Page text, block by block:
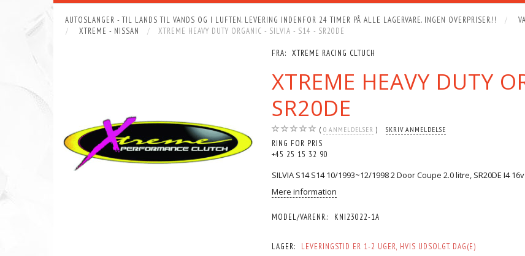
AUTOSLANGER - TIL LANDS TIL VANDS OG I LUFTEN. LEVERING INDENFOR 24 TIMER PÅ ALLE LAGERVARE. INGEN OVERPRISER.!!
XTREME - NISSAN
XTREME HEAVY DUTY ORGANIC - SILVIA - S14 - SR20DE
FRA: XTREME RACING CLTUCH
XTREME HEAVY DUTY
SR20DE
0 ANMELDELSER SKRIV ANMELDELSE
RING FOR PRIS
+45 25 15 32 90
SILVIA S14 S14 10/1993~12/1998 2 Door Coupe 2.0 litre, SR20DE I4
Mere information
MODEL/VARENR.: KNI23022-1A
LAGER: LEVERINGSTID ER 1-2 UGER, HVIS UDSOLGT. DAG(E)